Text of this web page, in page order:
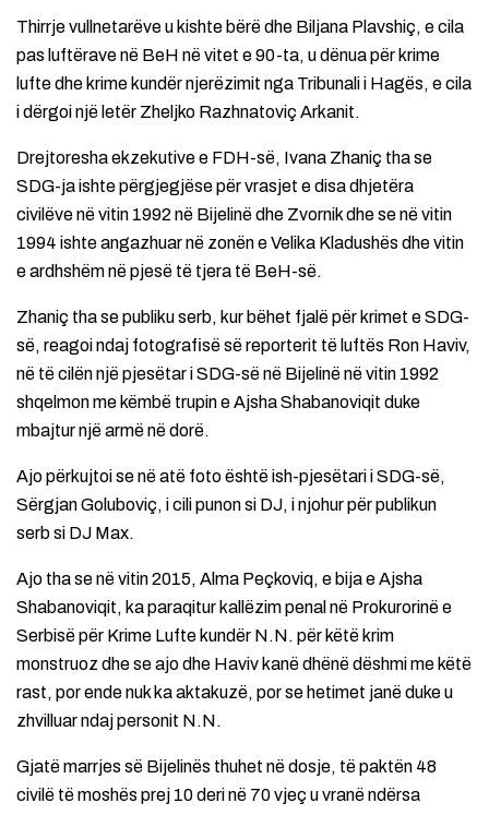
Thirrje vullnetarëve u kishte bërë dhe Biljana Plavshiç, e cila
pas luftërave në BeH në vitet e 90-ta, u dënua për krime
lufte dhe krime kundër njerëzimit nga Tribunali i Hagës, e cila
i dërgoi një letër Zheljko Razhnatoviç Arkanit.
Drejtoresha ekzekutive e FDH-së, Ivana Zhaniç tha se
SDG-ja ishte përgjegjëse për vrasjet e disa dhjetëra
civilëve në vitin 1992 në Bijelinë dhe Zvornik dhe se në vitin
1994 ishte angazhuar në zonën e Velika Kladushës dhe vitin
e ardhshëm në pjesë të tjera të BeH-së.
Zhaniç tha se publiku serb, kur bëhet fjalë për krimet e SDG-
së, reagoi ndaj fotografisë së reporterit të luftës Ron Haviv,
në të cilën një pjesëtar i SDG-së në Bijelinë në vitin 1992
shqelmon me këmbë trupin e Ajsha Shabanoviqit duke
mbajtur një armë në dorë.
Ajo përkujtoi se në atë foto është ish-pjesëtari i SDG-së,
Sërgjan Goluboviç, i cili punon si DJ, i njohur për publikun
serb si DJ Max.
Ajo tha se në vitin 2015, Alma Peçkoviq, e bija e Ajsha
Shabanoviqit, ka paraqitur kallëzim penal në Prokurorinë e
Serbisë për Krime Lufte kundër N.N. për këtë krim
monstruoz dhe se ajo dhe Haviv kanë dhënë dëshmi me këtë
rast, por ende nuk ka aktakuzë, por se hetimet janë duke u
zhvilluar ndaj personit N.N.
Gjatë marrjes së Bijelinës thuhet në dosje, të paktën 48
civilë të moshës prej 10 deri në 70 vjeç u vranë ndërsa